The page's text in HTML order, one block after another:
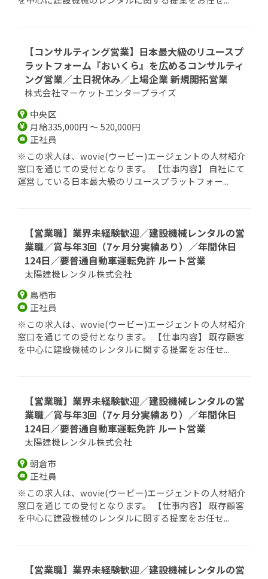
【コンサルティング営業】日本最大級のリユースプ
ラットフォーム『おいくら』を広めるコンサルティ
ング営業／土日祝休み／上場企業 新規開拓営業
株式会社マーケットエンタープライズ
中央区
月給335,000円 ～ 520,000円
正社員
※この求人は、wovie(ウービー)エージェントの人材紹介
窓口を通じての受付となります。 【仕事内容】 自社にて
運営している日本最大級のリユースプラットフォー...
【営業職】業界未経験歓迎／建設機械レンタルの営
業職／賞与年3回（7ヶ月分実績あり）／年間休日
124日／要普通自動車運転免許 ルート営業
太陽建機レンタル株式会社
鳥栖市
正社員
※この求人は、wovie(ウービー)エージェントの人材紹介
窓口を通じての受付となります。 【仕事内容】 既存顧客
を中心に建設機械のレンタルに関する提案をお任せ...
【営業職】業界未経験歓迎／建設機械レンタルの営
業職／賞与年3回（7ヶ月分実績あり）／年間休日
124日／要普通自動車運転免許 ルート営業
太陽建機レンタル株式会社
朝倉市
正社員
※この求人は、wovie(ウービー)エージェントの人材紹介
窓口を通じての受付となります。 【仕事内容】 既存顧客
を中心に建設機械のレンタルに関する提案をお任せ...
【営業職】業界未経験歓迎／建設機械レンタルの営